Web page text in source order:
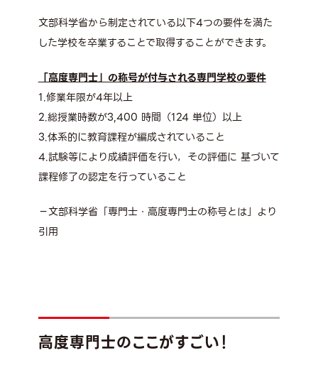
文部科学省から制定されている以下4つの要件を満た
した学校を卒業することで取得することができます。
「高度専門士」の称号が付与される専門学校の要件
1.修業年限が4年以上
2.総授業時数が3,400 時間（124 単位）以上
3.体系的に教育課程が編成されていること
4.試験等により成績評価を行い，その評価に 基づいて
課程修了の認定を行っていること
－文部科学省「専門士・高度専門士の称号とは」より
引用
高度専門士のここがすごい！